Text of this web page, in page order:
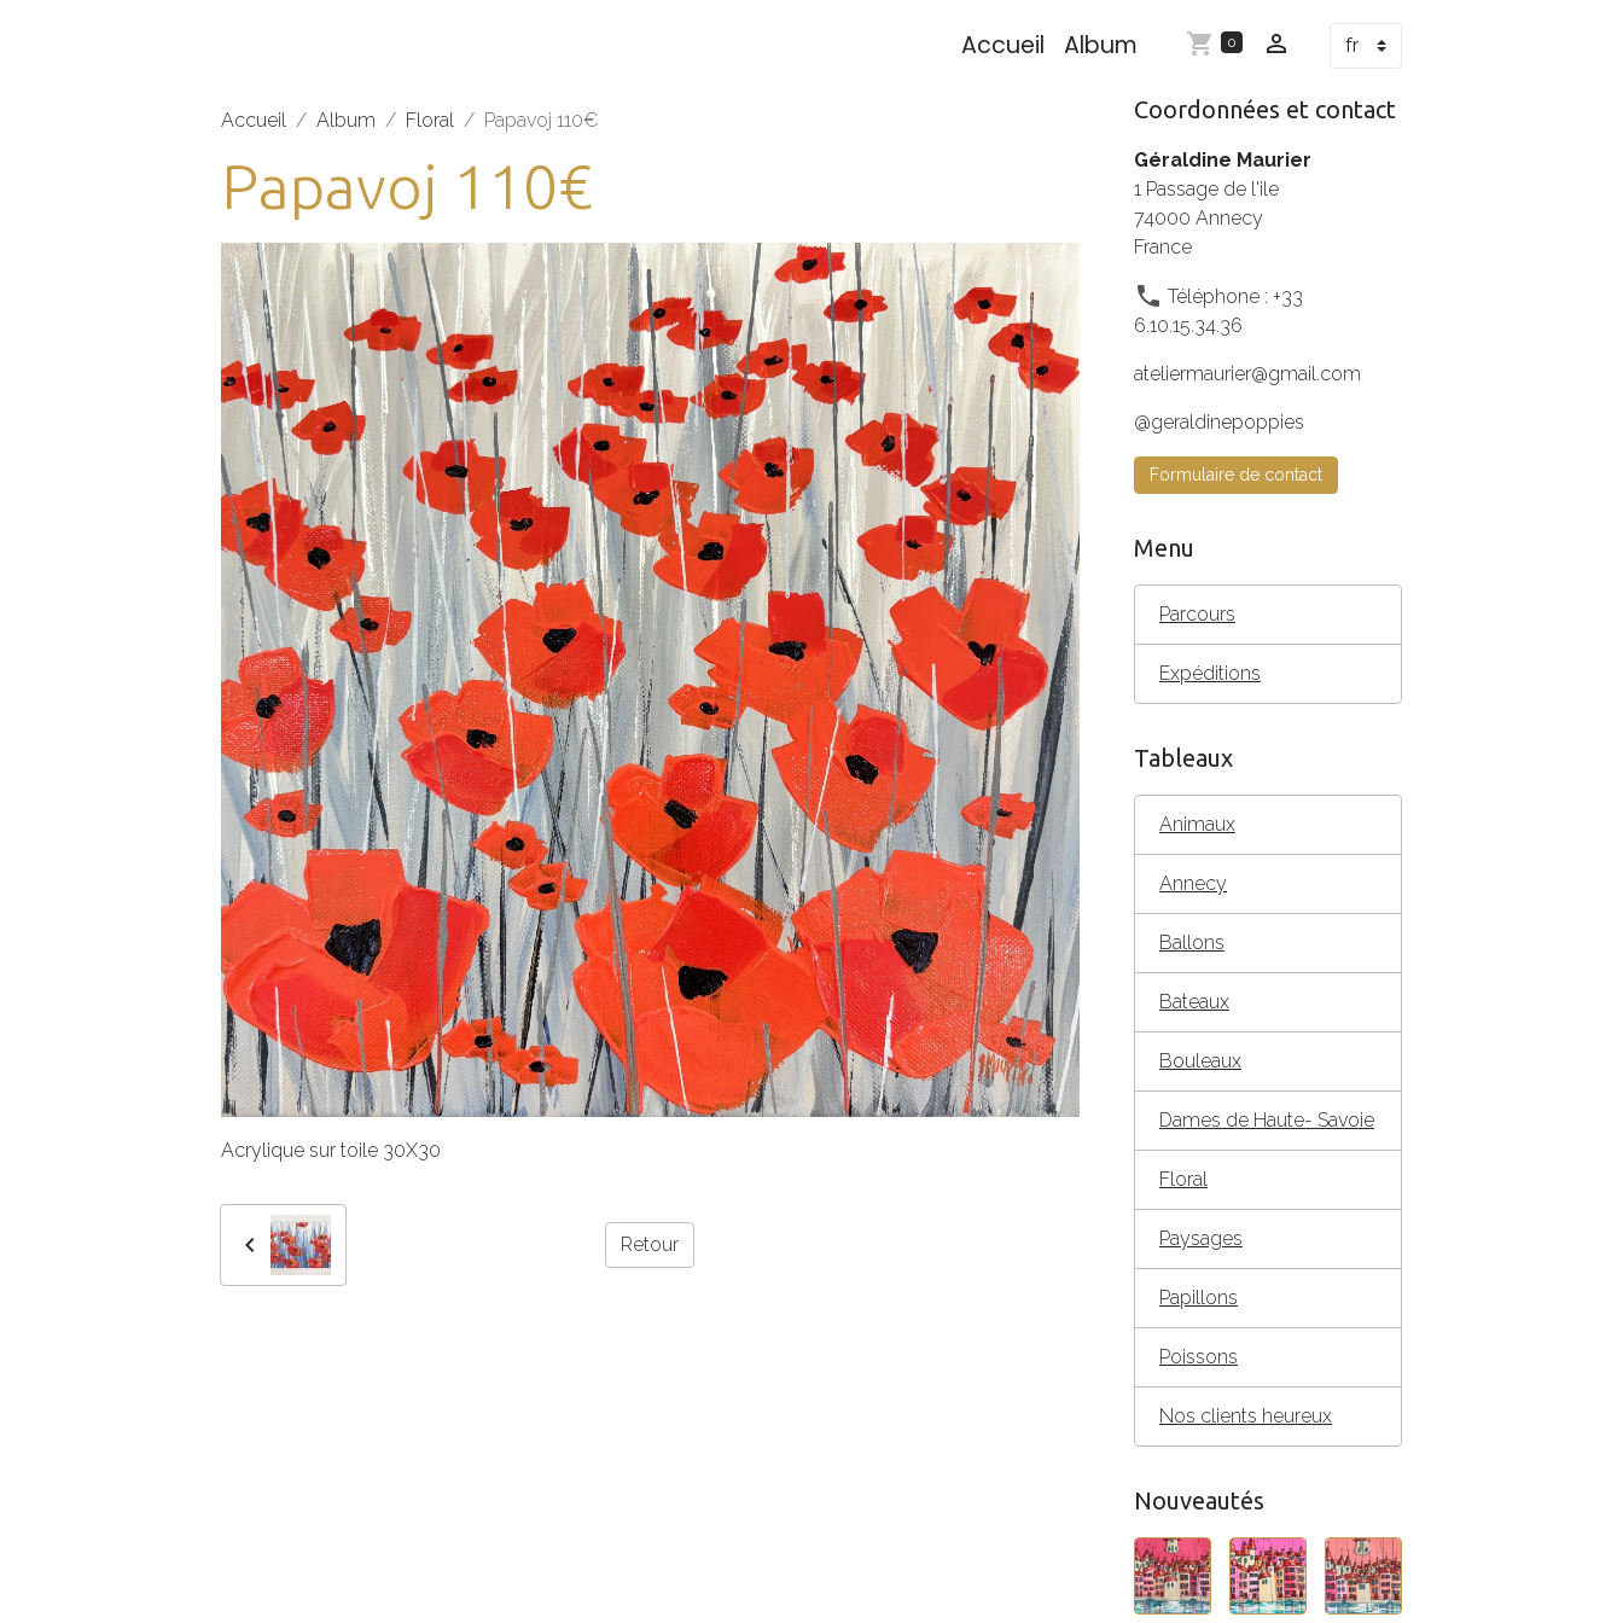
Accueil Album 0
Accueil Album Floral Papavoj 110€
Papavoj 110€
Acrylique sur toile 30X30
Retour
Coordonnées et contact
Géraldine Maurier
1 Passage de l'ile
74000 Annecy
France
Téléphone : +33
6.10.15.34.36
ateliermaurier@gmail.com
@geraldinepoppies
Formulaire de contact
Menu
Parcours
Expéditions
Tableaux
Animaux
Annecy
Ballons
Bateaux
Bouleaux
Dames de Haute- Savoie
Floral
Paysages
Papillons
Poissons
Nos clients heureux
Nouveautés